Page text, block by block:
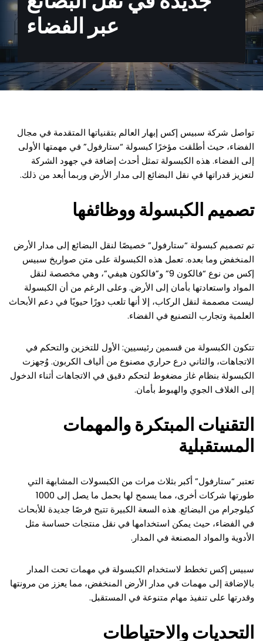
عبر الفضاء
تواصل شركة سبيس إكس إبهار العالم بتقنياتها المتقدمة في مجال
الفضاء، حيث أطلقت مؤخرًا كبسولة “ستارفول” في مهمتها الأولى
إلى الفضاء. هذه الكبسولة تمثل أحدث إضافة في جهود الشركة
لتعزيز قدراتها في نقل البضائع إلى مدار الأرض وربما أبعد من ذلك.
تصميم الكبسولة ووظائفها
تم تصميم كبسولة “ستارفول” خصيصًا لنقل البضائع إلى مدار الأرض
المنخفض وما بعده. تعمل هذه الكبسولة على متن صواريخ سبيس
إكس من نوع “فالكون 9” و”فالكون هيفي”، وهي مخصصة لنقل
المواد واستعادتها بأمان إلى الأرض. وعلى الرغم من أن الكبسولة
ليست مصممة لنقل الركاب، إلا أنها تلعب دورًا حيويًا في دعم الأبحاث
العلمية وتجارب التصنيع في الفضاء.
تتكون الكبسولة من قسمين رئيسيين: الأول للتخزين والتحكم في
الاتجاهات، والثاني درع حراري مصنوع من ألياف الكربون. وُجهزت
الكبسولة بنظام غاز مضغوط لتحكم دقيق في الاتجاهات أثناء الدخول
إلى الغلاف الجوي والهبوط بأمان.
التقنيات المبتكرة والمهمات
المستقبلية
تعتبر “ستارفول” أكبر بثلاث مرات من الكبسولات المشابهة التي
طورتها شركات أخرى، مما يسمح لها بحمل ما يصل إلى 1000
كيلوجرام من البضائع. هذه السعة الكبيرة تتيح فرصًا جديدة للأبحاث
في الفضاء، حيث يمكن استخدامها في نقل منتجات حساسة مثل
الأدوية والمواد المصنعة في المدار.
سبيس إكس تخطط لاستخدام الكبسولة في مهمات تحت المدار
بالإضافة إلى مهمات في مدار الأرض المنخفض، مما يعزز من مرونتها
وقدرتها على تنفيذ مهام متنوعة في المستقبل.
التحديات والاحتياطات